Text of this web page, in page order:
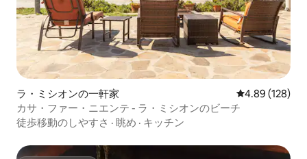
ラ・ミシオンの一軒家 レビュー128
4.89 (128)
カサ・ファー・ニエンテ - ラ・ミシオンのビーチ
徒歩移動のしやすさ · 眺め · キッチン